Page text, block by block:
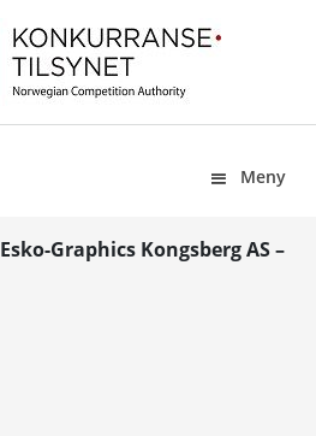
Meny
Esko-Graphics Kongsberg AS –